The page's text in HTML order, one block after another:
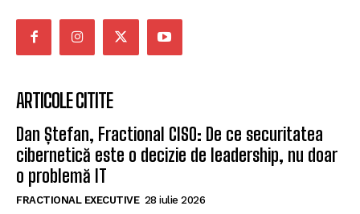
ARTICOLE CITITE
Dan Ștefan, Fractional CISO: De ce securitatea
cibernetică este o decizie de leadership, nu doar
o problemă IT
FRACTIONAL EXECUTIVE 28 iulie 2026